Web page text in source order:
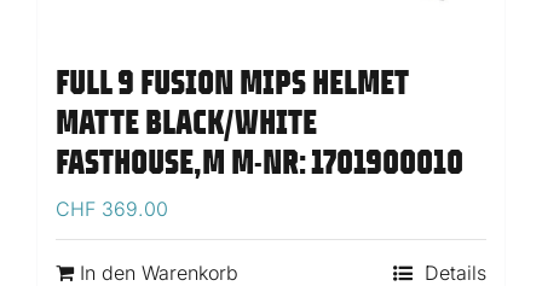
FULL 9 FUSION MIPS HELMET
MATTE BLACK/WHITE
FASTHOUSE,M M-NR: 1701900010
CHF 369.00
In den Warenkorb Details